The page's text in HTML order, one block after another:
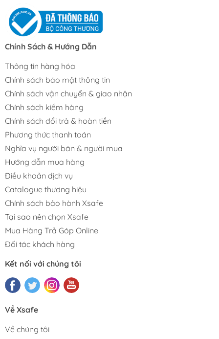
Chính Sách & Hướng Dẫn
Thông tin hàng hóa
Chính sách bảo mật thông tin
Chính sách vận chuyển & giao nhận
Chính sách kiểm hàng
Chính sách đổi trả & hoàn tiền
Phương thức thanh toán
Nghĩa vụ người bán & người mua
Hướng dẫn mua hàng
Điều khoản dịch vụ
Catalogue thương hiệu
Chính sách bảo hành Xsafe
Tại sao nên chọn Xsafe
Mua Hàng Trả Góp Online
Đối tác khách hàng
Kết nối với chúng tôi
Về Xsafe
Về chúng tôi